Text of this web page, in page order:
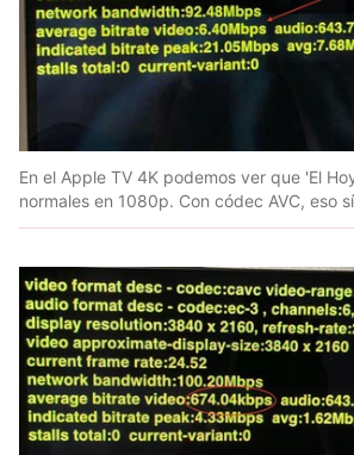
En el Apple TV 4K podemos ver que 'El
normales en 1080p. Con códec AVC, eso